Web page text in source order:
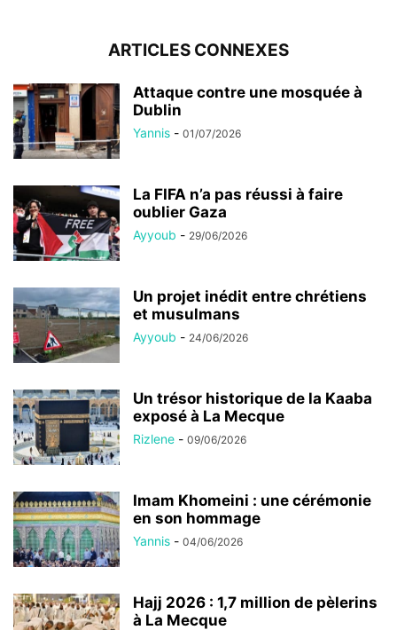
ARTICLES CONNEXES
Attaque contre une mosquée à
Dublin
Yannis - 01/07/2026
La FIFA n’a pas réussi à faire
oublier Gaza
Ayyoub - 29/06/2026
Un projet inédit entre chrétiens
et musulmans
Ayyoub - 24/06/2026
Un trésor historique de la Kaaba
exposé à La Mecque
Rizlene - 09/06/2026
Imam Khomeini : une cérémonie
en son hommage
Yannis - 04/06/2026
Hajj 2026 : 1,7 million de pèlerins
à La Mecque